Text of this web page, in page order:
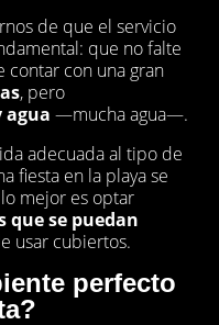
de que el servicio
que no falte
con una gran
, pero
agua—mucha agua—.
adecuada al tipo de
fiesta en la playa se
mejor es optar
que se puedan
usar cubiertos.
perfecto